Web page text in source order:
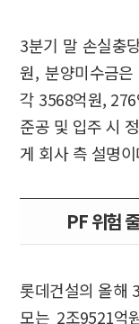
3분기 말 손실충
원, 분양미수금
각 3568억원,
준공 및 입주 시
게 회사 측 설명이
PF 위험
롯데건설의 올해
모는 2조9521억